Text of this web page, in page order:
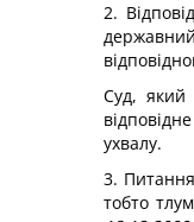
2.
Суд, який
ухвалу.
3.
тобто